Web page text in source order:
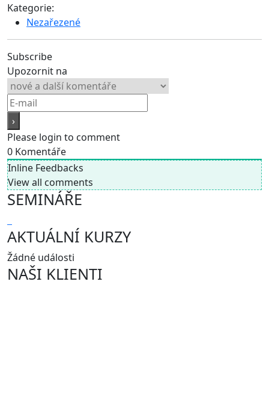
Kategorie:
Nezařezené
Subscribe
Upozornit na
Please login to comment
0 Komentáře
Inline Feedbacks
View all comments
SEMINÁŘE
AKTUÁLNÍ KURZY
Žádné události
NAŠI KLIENTI